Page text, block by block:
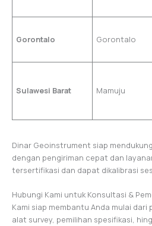
Gorontalo Gorontalo
Sulawesi Barat Mamuju
Dinar Geoinstrument siap
dengan pengiriman cepat dan
tersertifikasi dan dapat dikalibrasi
Hubungi Kami untuk Konsultasi &
Kami siap membantu Anda mulai
alat survey, pemilihan spesifikasi,